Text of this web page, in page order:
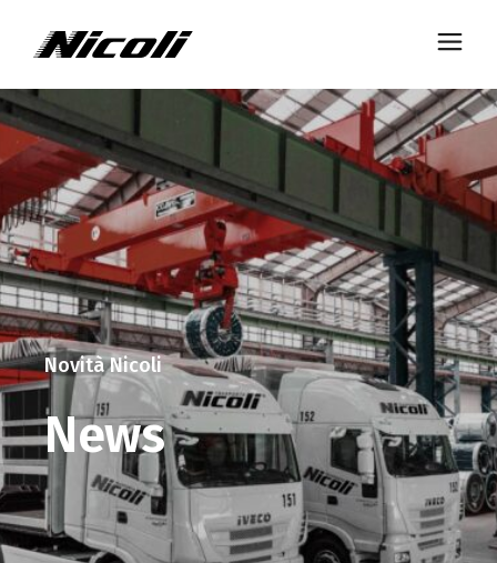
News
Novità Nicoli